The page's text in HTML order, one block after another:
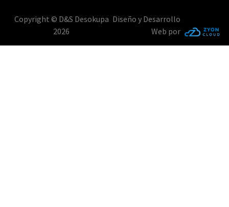
Copyright © D&S Desokupa
2026
Diseño y Desarrollo
Web por